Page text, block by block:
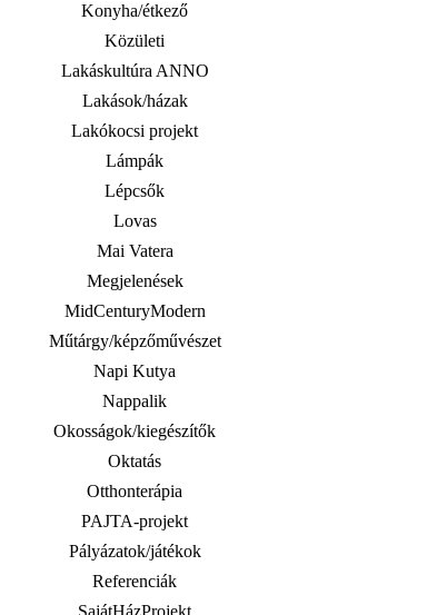
Konyha/étkező
Közületi
Lakáskultúra ANNO
Lakások/házak
Lakókocsi projekt
Lámpák
Lépcsők
Lovas
Mai Vatera
Megjelenések
MidCenturyModern
Műtárgy/képzőművészet
Napi Kutya
Nappalik
Okosságok/kiegészítők
Oktatás
Otthonterápia
PAJTA-projekt
Pályázatok/játékok
Referenciák